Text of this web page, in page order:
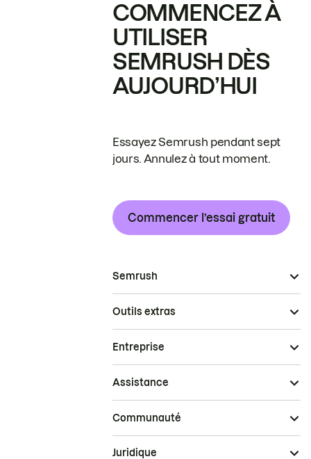
COMMENCEZ À
UTILISER
SEMRUSH DÈS
AUJOURD’HUI
Essayez Semrush pendant sept
jours. Annulez à tout moment.
Commencer l’essai gratuit
Semrush
Outils extras
Entreprise
Assistance
Communauté
Juridique